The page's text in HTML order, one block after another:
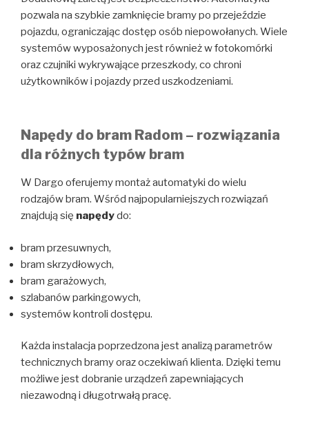
pozwala na szybkie zamknięcie bramy po przejeździe
pojazdu, ograniczając dostęp osób niepowołanych. Wiele
systemów wyposażonych jest również w fotokomórki
oraz czujniki wykrywające przeszkody, co chroni
użytkowników i pojazdy przed uszkodzeniami.
Napędy do bram Radom – rozwiązania
dla różnych typów bram
W Dargo oferujemy montaż automatyki do wielu
rodzajów bram. Wśród najpopularniejszych rozwiązań
znajdują się napędydo:
bram przesuwnych,
bram skrzydłowych,
bram garażowych,
szlabanów parkingowych,
systemów kontroli dostępu.
Każda instalacja poprzedzona jest analizą parametrów
technicznych bramy oraz oczekiwań klienta. Dzięki temu
możliwe jest dobranie urządzeń zapewniających
niezawodną i długotrwałą pracę.